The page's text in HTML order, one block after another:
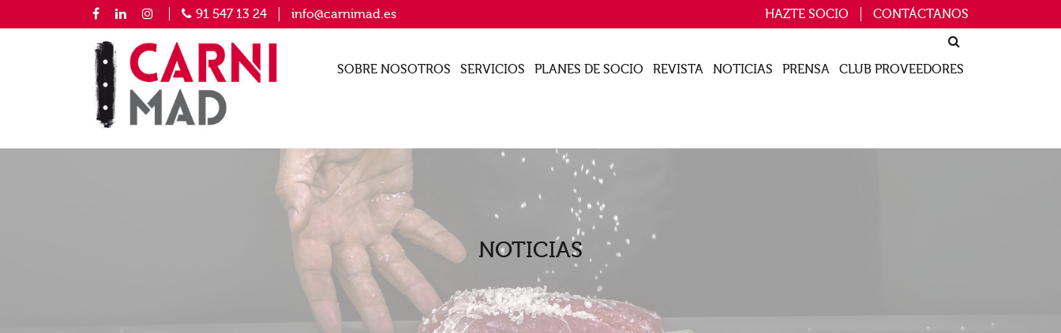
91 547 13 24 info@carnimad.es HAZTE SOCIO CONTÁCTANOS
SOBRE NOSOTROS SERVICIOS PLANES DE SOCIO REVISTA NOTICIAS PRENSA CLUB PROVEEDORES
NOTICIAS